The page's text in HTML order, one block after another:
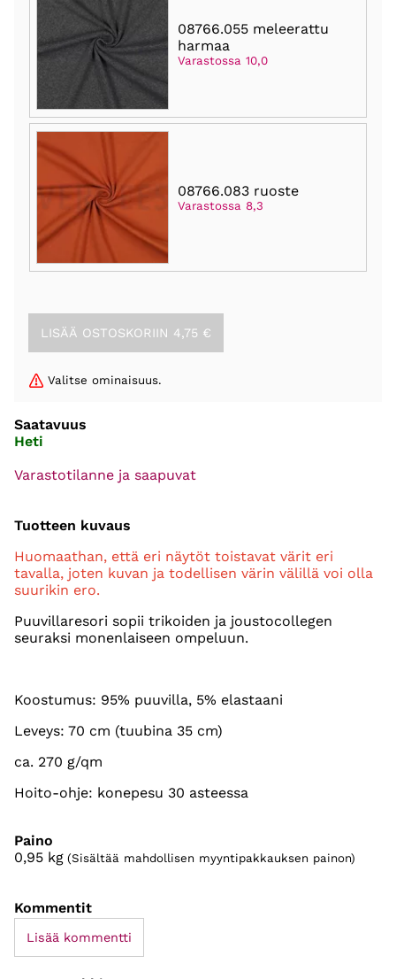
08766.055 meleerattu
harmaa
Varastossa 10,0
08766.083 ruoste
Varastossa 8,3
Valitse ominaisuus.
Saatavuus
Heti
Varastotilanne ja saapuvat
Tuotteen kuvaus
Huomaathan, että eri näytöt toistavat värit eri
tavalla, joten kuvan ja todellisen värin välillä voi olla
suurikin ero.
Puuvillaresori sopii trikoiden ja joustocollegen
seuraksi monenlaiseen ompeluun.
Koostumus: 95% puuvilla, 5% elastaani
Leveys: 70 cm (tuubina 35 cm)
ca. 270 g/qm
Hoito-ohje: konepesu 30 asteessa
Paino
0,95 kg (Sisältää mahdollisen myyntipakkauksen painon)
Kommentit
Lisää kommentti